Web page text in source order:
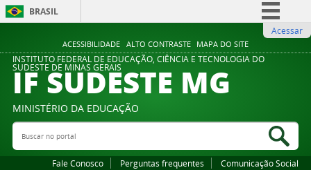
ACESSIBILIDADE ALTO CONTRASTE MAPA DO SITE
BRASIL
Comunica BR
Participe
Legislação
Acessar
INSTITUTO FEDERAL DE EDUCAÇÃO, CIÊNCIA E TECNOLOGIA DO
SUDESTE DE MINAS GERAIS
IF SUDESTE MG
MINISTÉRIO DA EDUCAÇÃO
Buscar no portal
Fale Conosco Perguntas frequentes Comunicação Social